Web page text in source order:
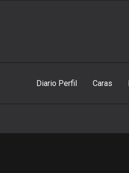
Diario Perfil Caras